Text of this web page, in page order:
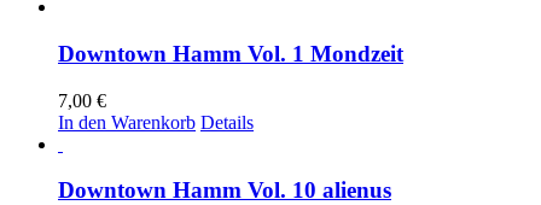
Downtown Hamm Vol. 1 Mondzeit
7,00 €
In den Warenkorb Details
Downtown Hamm Vol. 10 alienus